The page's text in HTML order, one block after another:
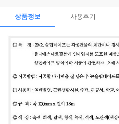
상품정보 사용후기